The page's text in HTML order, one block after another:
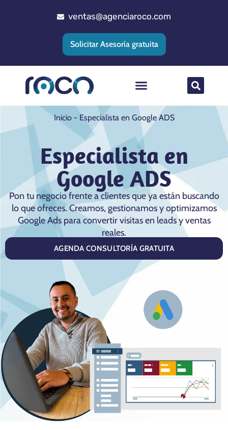
ventas@agenciaroco.com
Solicitar Asesoría gratuita
Inicio- Especialista en Google ADS
Especialista en
Google ADS
Pon tu negocio frente a clientes que ya están buscando
lo que ofreces. Creamos, gestionamos y optimizamos
Google Ads para convertir visitas en leads y ventas
reales.
AGENDA CONSULTORÍA GRATUITA